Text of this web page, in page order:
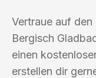
Vertraue auf
Bergisch
einen
erstellen dir